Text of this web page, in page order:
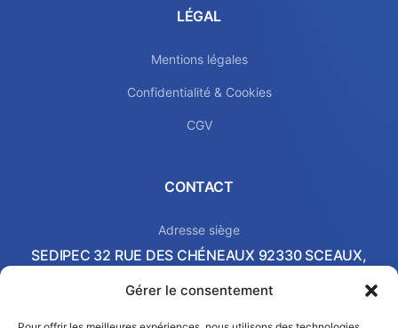
Gérer le consentement
LÉGAL
Mentions légales
Confidentialité & Cookies
CGV
CONTACT
Adresse siège
SEDIPEC 32 RUE DES CHÉNEAUX 92330 SCEAUX,
Local commercial & Showroom
2 AVENUE PIERRE-GILLES DE GENNES 37540 SAINT-